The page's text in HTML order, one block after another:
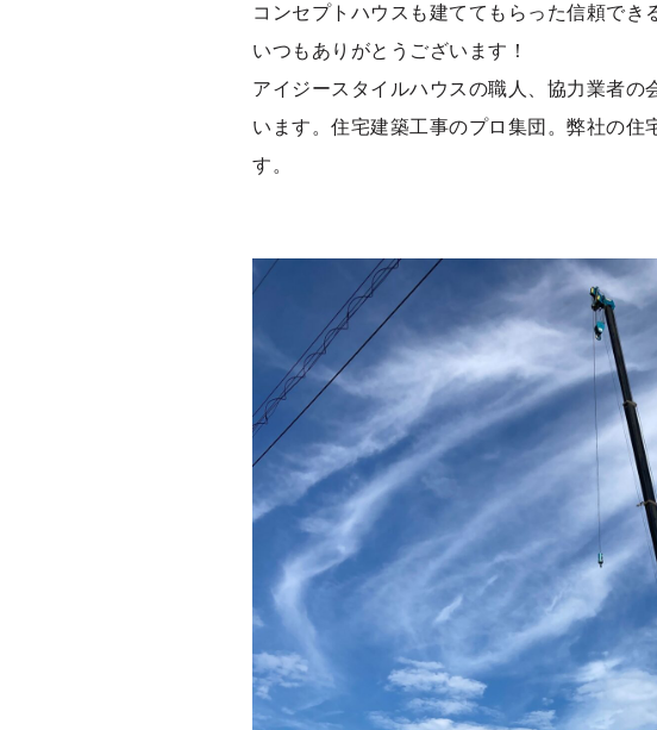
コンセプトハウスも建ててもらった信頼でき
いつもありがとうございます！
アイジースタイルハウスの職人、協力業者の
います。住宅建築工事のプロ集団。弊社の
す。